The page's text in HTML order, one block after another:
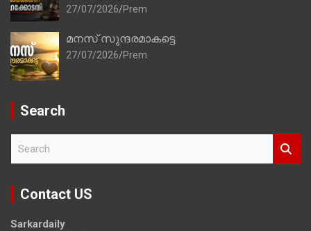
27/07/2026 Prem
മനസ് സുന്ദരമാകട്ടെ
27/07/2026 Prem
Search
r
Contact US
Sarkardaily